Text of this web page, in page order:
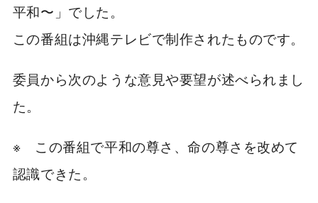
平和〜」でした。
この番組は沖縄テレビで制作されたものです。
委員から次のような意見や要望が述べられまし
た。
※ この番組で平和の尊さ、命の尊さを改めて
認識できた。